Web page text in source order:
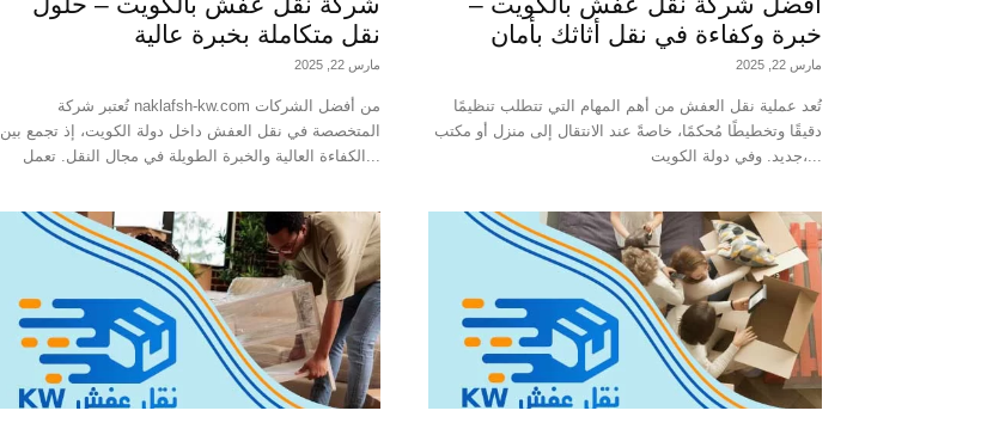
خبرة وكفاءة في نقل أثاثك بأمان
مارس 22, 2025
تُعد عملية نقل العفش من أهم المهام التي تتطلب تنظيمًا
دقيقًا وتخطيطًا مُحكمًا، خاصةً عند الانتقال إلى منزل أو مكتب
جديد. وفي دولة الكويت،...
نقل متكاملة بخبرة عالية
مارس 22, 2025
تُعتبر شركة naklafsh-kw.com من أفضل الشركات
المتخصصة في نقل العفش داخل دولة الكويت، إذ تجمع بين
الكفاءة العالية والخبرة الطويلة في مجال النقل. تعمل...